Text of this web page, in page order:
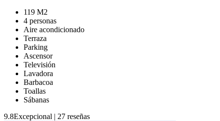
119 M2
4 personas
Aire acondicionado
Terraza
Parking
Ascensor
Televisión
Lavadora
Barbacoa
Toallas
Sábanas
9.8Excepcional | 27 reseñas